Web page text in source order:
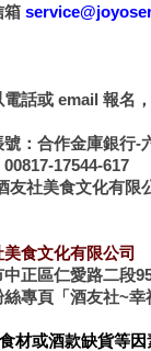
箱
電話或 email 報名
號：合作金庫銀行-
17544-617
友社美食文化有限
食文化有限公司
中正區仁愛路二段
絲專頁「酒友社~幸
材或酒款缺貨等